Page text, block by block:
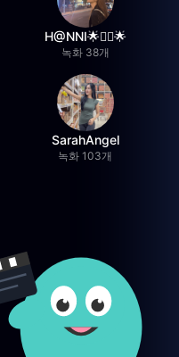
H@NNI🌟❤️‍🔥🌟
녹화 38개
SarahAngel
녹화 103개